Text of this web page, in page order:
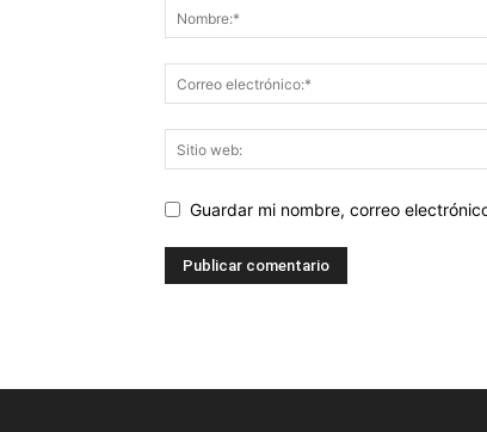
Guardar mi nombre, correo